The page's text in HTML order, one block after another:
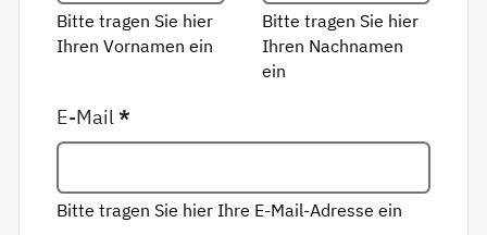
Bitte tragen Sie hier
Ihren Vornamen ein
Bitte tragen Sie hier
Ihren Nachnamen
ein
E-Mail*
Bitte tragen Sie hier Ihre E-Mail-Adresse ein